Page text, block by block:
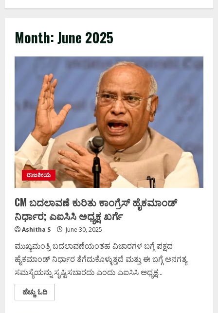
Month:June 2025
ರಾಜಕೀಯ
CM ಬದಲಾವಣೆ ಕುರಿತು ಕಾಂಗ್ರೆಸ್ ಹೈಕಮಾಂಡ್
ನಿರ್ಧಾರ; ಎಐಸಿಸಿ ಅಧ್ಯಕ್ಷ ಖರ್ಗೆ
Ashitha S June 30, 2025
ಮುಖ್ಯಮಂತ್ರಿ ಬದಲಾವಣೆಯಂತಹ ವಿಚಾರಗಳ ಬಗ್ಗೆ ಪಕ್ಷದ
ಹೈಕಮಾಂಡ್‌ ನಿರ್ಧಾರ ತೆಗೆದುಕೊಳ್ಳುತ್ತದೆ ಮತ್ತು ಈ ಬಗ್ಗೆ ಅನಗತ್ಯ
ಸಮಸ್ಯೆಯನ್ನು ಸೃಷ್ಟಿಸಬಾರದು ಎಂದು ಎಐಸಿಸಿ ಅಧ್ಯಕ್ಷ...
ಹೆಚ್ಚು ಓದಿRead
more